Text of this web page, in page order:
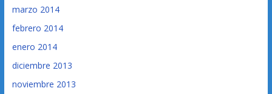
marzo 2014
febrero 2014
enero 2014
diciembre 2013
noviembre 2013